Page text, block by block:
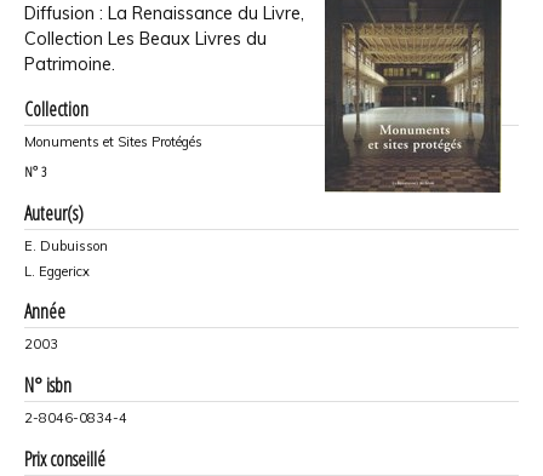
Diffusion : La Renaissance du Livre,
Collection Les Beaux Livres du
Patrimoine.
Collection
Monuments et Sites Protégés
N° 3
Auteur(s)
E. Dubuisson
L. Eggericx
Année
2003
N° isbn
2-8046-0834-4
Prix conseillé